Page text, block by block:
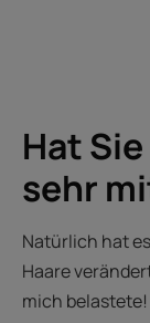
Hat
sehr
Natürlich hat
Haare
mich